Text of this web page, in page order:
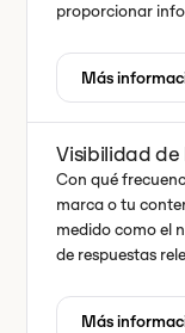
proporcionar
Más
Visibilidad de
Con qué
marca o tu
medido como el
de respuestas
Más